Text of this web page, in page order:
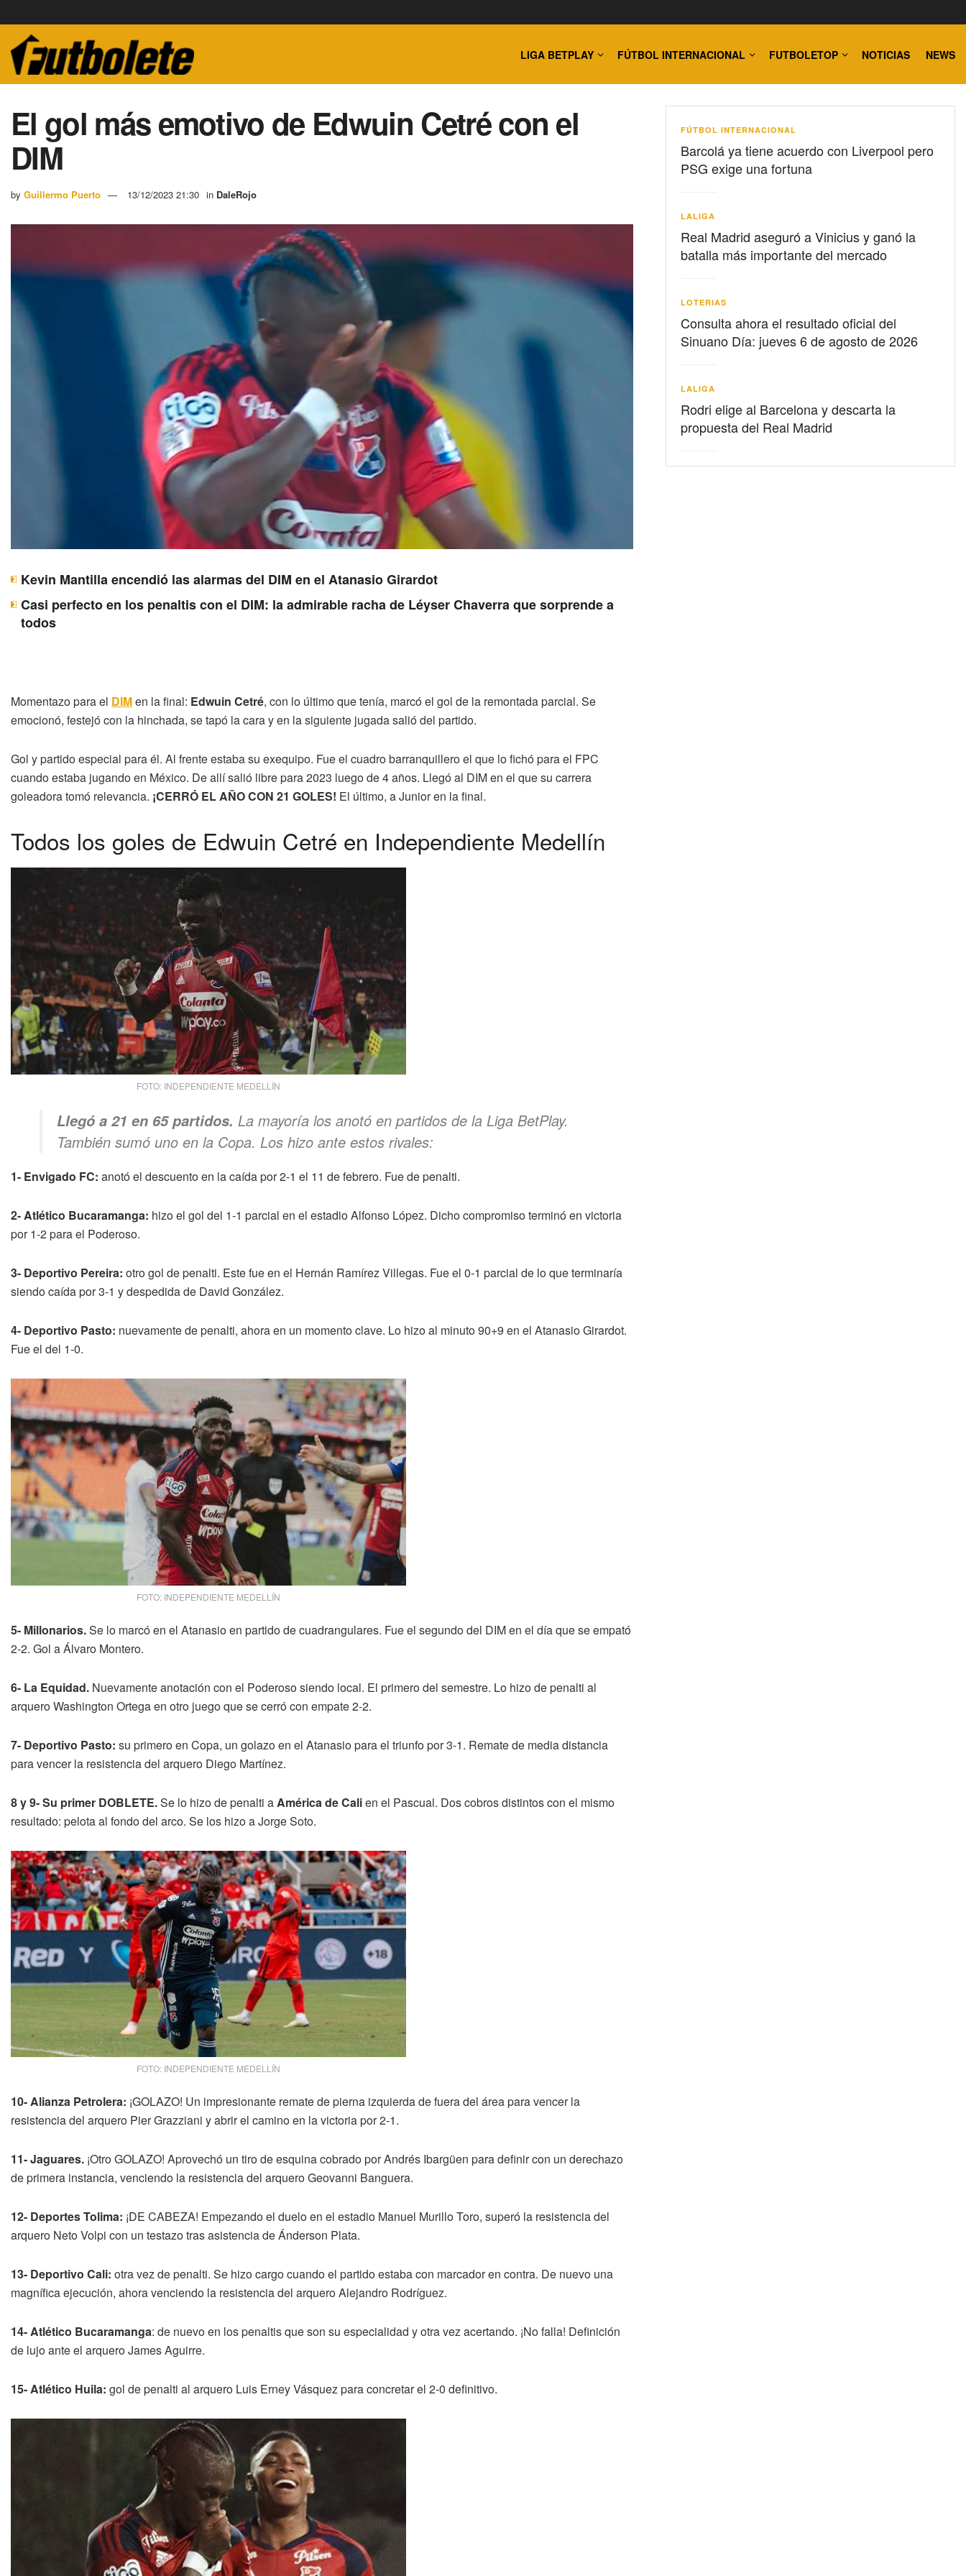
LIGA BETPLAY FÚTBOL INTERNACIONAL FUTBOLETOP NOTICIAS NEWS
El gol más emotivo de Edwuin Cetré con el
DIM
by Guillermo Puerto 13/12/2023 21:30 in DaleRojo
Kevin Mantilla encendió las alarmas del DIM en el Atanasio Girardot
Casi perfecto en los penaltis con el DIM: la admirable racha de Léyser Chaverra que sorprende a
todos
Momentazo para el DIMen la final: Edwuin Cetré, con lo último que tenía, marcó el gol de la remontada parcial. Se
emocionó, festejó con la hinchada, se tapó la cara y en la siguiente jugada salió del partido.
Gol y partido especial para él. Al frente estaba su exequipo. Fue el cuadro barranquillero el que lo fichó para el FPC
cuando estaba jugando en México. De allí salió libre para 2023 luego de 4 años. Llegó al DIM en el que su carrera
goleadora tomó relevancia. ¡CERRÓ EL AÑO CON 21 GOLES! El último, a Junior en la final.
Todos los goles de Edwuin Cetré en Independiente Medellín
FOTO: INDEPENDIENTE MEDELLÍN
Llegó a 21 en 65 partidos. La mayoría los anotó en partidos de la Liga BetPlay.
También sumó uno en la Copa. Los hizo ante estos rivales:
1- Envigado FC: anotó el descuento en la caída por 2-1 el 11 de febrero. Fue de penalti.
2- Atlético Bucaramanga: hizo el gol del 1-1 parcial en el estadio Alfonso López. Dicho compromiso terminó en victoria
por 1-2 para el Poderoso.
3- Deportivo Pereira: otro gol de penalti. Este fue en el Hernán Ramírez Villegas. Fue el 0-1 parcial de lo que terminaría
siendo caída por 3-1 y despedida de David González.
4- Deportivo Pasto: nuevamente de penalti, ahora en un momento clave. Lo hizo al minuto 90+9 en el Atanasio Girardot.
Fue el del 1-0.
FOTO: INDEPENDIENTE MEDELLÍN
5- Millonarios.Se lo marcó en el Atanasio en partido de cuadrangulares. Fue el segundo del DIM en el día que se empató
2-2. Gol a Álvaro Montero.
6- La Equidad. Nuevamente anotación con el Poderoso siendo local. El primero del semestre. Lo hizo de penalti al
arquero Washington Ortega en otro juego que se cerró con empate 2-2.
7- Deportivo Pasto: su primero en Copa, un golazo en el Atanasio para el triunfo por 3-1. Remate de media distancia
para vencer la resistencia del arquero Diego Martínez.
8 y 9- Su primer DOBLETE.Se lo hizo de penalti aAmérica de Calien el Pascual. Dos cobros distintos con el mismo
resultado: pelota al fondo del arco. Se los hizo a Jorge Soto.
FOTO: INDEPENDIENTE MEDELLÍN
10- Alianza Petrolera: ¡GOLAZO! Un impresionante remate de pierna izquierda de fuera del área para vencer la
resistencia del arquero Pier Grazziani y abrir el camino en la victoria por 2-1.
11- Jaguares. ¡Otro GOLAZO! Aprovechó un tiro de esquina cobrado por Andrés Ibargüen para definir con un derechazo
de primera instancia, venciendo la resistencia del arquero Geovanni Banguera.
12- Deportes Tolima: ¡DE CABEZA! Empezando el duelo en el estadio Manuel Murillo Toro, superó la resistencia del
arquero Neto Volpi con un testazo tras asistencia de Ánderson Plata.
13- Deportivo Cali: otra vez de penalti. Se hizo cargo cuando el partido estaba con marcador en contra. De nuevo una
magnífica ejecución, ahora venciendo la resistencia del arquero Alejandro Rodríguez.
14- Atlético Bucaramanga: de nuevo en los penaltis que son su especialidad y otra vez acertando. ¡No falla! Definición
de lujo ante el arquero James Aguirre.
15- Atlético Huila: gol de penalti al arquero Luis Erney Vásquez para concretar el 2-0 definitivo.
FÚTBOL INTERNACIONAL
Barcolá ya tiene acuerdo con Liverpool pero
PSG exige una fortuna
LALIGA
Real Madrid aseguró a Vinicius y ganó la
batalla más importante del mercado
LOTERIAS
Consulta ahora el resultado oficial del
Sinuano Día: jueves 6 de agosto de 2026
LALIGA
Rodri elige al Barcelona y descarta la
propuesta del Real Madrid